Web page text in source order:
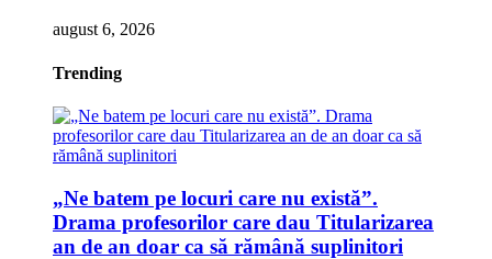
august 6, 2026
Trending
„Ne batem pe locuri care nu există”.
Drama profesorilor care dau Titularizarea
an de an doar ca să rămână suplinitori